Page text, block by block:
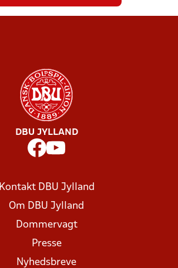
DBU JYLLAND
Kontakt DBU Jylland
Om DBU Jylland
Dommervagt
Presse
Nyhedsbreve